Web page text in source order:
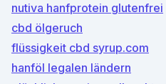
nutiva hanfprotein glutenfrei
cbd ölgeruch
flüssigkeit cbd syrup.com
hanföl legalen ländern